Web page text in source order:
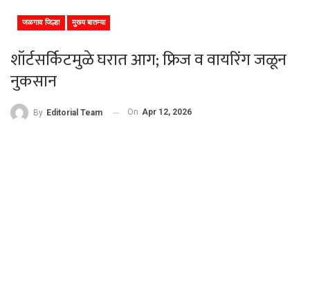
जळगाव जिल्हा मुख्य बातम्या
शॉर्टसर्किटमुळे घरात आग; फ्रिज व वायरिंग जळून
नुकसान
By Editorial Team On Apr 12, 2026